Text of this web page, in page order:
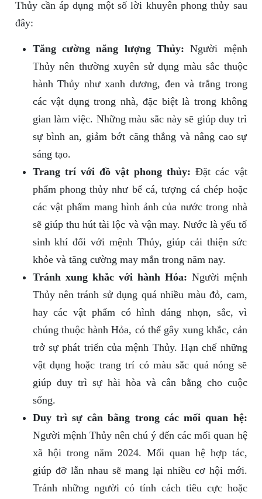
Thủy cần áp dụng một số lời khuyên phong thủy sau
đây:
Tăng cường năng lượng Thủy: Người mệnh
Thủy nên thường xuyên sử dụng màu sắc thuộc
hành Thủy như xanh dương, đen và trắng trong
các vật dụng trong nhà, đặc biệt là trong không
gian làm việc. Những màu sắc này sẽ giúp duy trì
sự bình an, giảm bớt căng thẳng và nâng cao sự
sáng tạo.
Trang trí với đồ vật phong thủy: Đặt các vật
phẩm phong thủy như bể cá, tượng cá chép hoặc
các vật phẩm mang hình ảnh của nước trong nhà
sẽ giúp thu hút tài lộc và vận may. Nước là yếu tố
sinh khí đối với mệnh Thủy, giúp cải thiện sức
khỏe và tăng cường may mắn trong năm nay.
Tránh xung khắc với hành Hỏa: Người mệnh
Thủy nên tránh sử dụng quá nhiều màu đỏ, cam,
hay các vật phẩm có hình dáng nhọn, sắc, vì
chúng thuộc hành Hỏa, có thể gây xung khắc, cản
trở sự phát triển của mệnh Thủy. Hạn chế những
vật dụng hoặc trang trí có màu sắc quá nóng sẽ
giúp duy trì sự hài hòa và cân bằng cho cuộc
sống.
Duy trì sự cân bằng trong các mối quan hệ:
Người mệnh Thủy nên chú ý đến các mối quan hệ
xã hội trong năm 2024. Mối quan hệ hợp tác,
giúp đỡ lẫn nhau sẽ mang lại nhiều cơ hội mới.
Tránh những người có tính cách tiêu cực hoặc